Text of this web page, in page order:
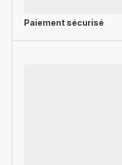
Paiement sécurisé